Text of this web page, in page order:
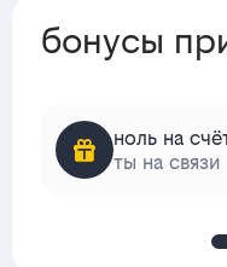
бонусы
ноль на
ты на связи